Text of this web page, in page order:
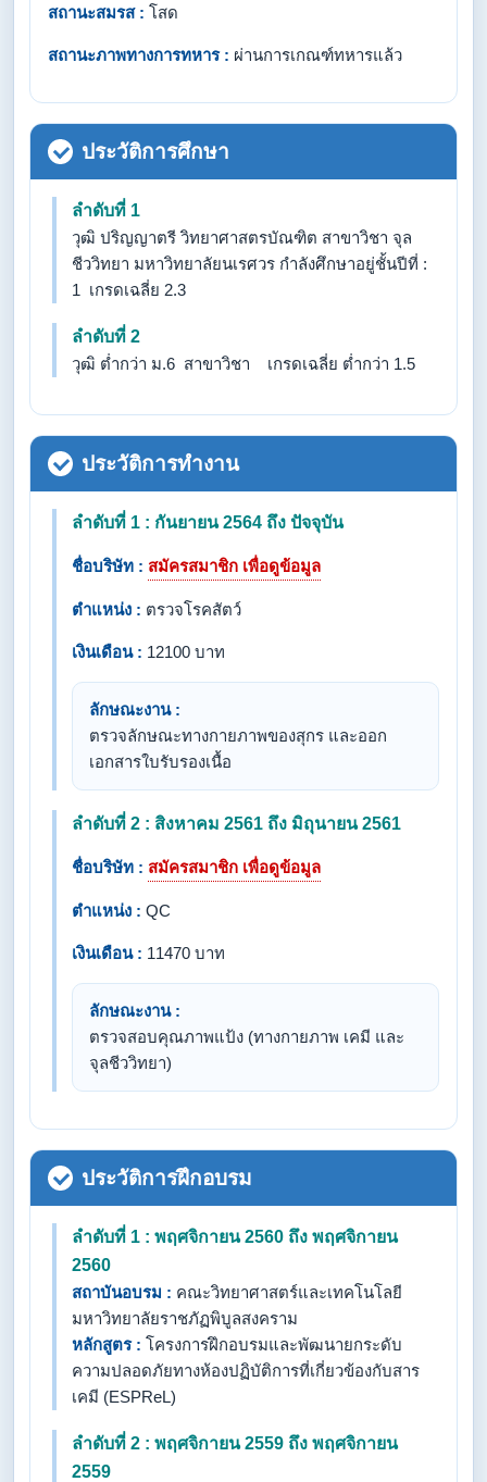
สถานะสมรส : โสด
สถานะภาพทางการทหาร : ผ่านการเกณฑ์ทหารแล้ว
ประวัติการศึกษา
ลำดับที่ 1
วุฒิ ปริญญาตรี วิทยาศาสตรบัณฑิต สาขาวิชา จุล
ชีววิทยา มหาวิทยาลัยนเรศวร กำลังศึกษาอยู่ชั้นปีที่ :
1 เกรดเฉลี่ย 2.3
ลำดับที่ 2
วุฒิ ต่ำกว่า ม.6 สาขาวิชา เกรดเฉลี่ย ต่ำกว่า 1.5
ประวัติการทำงาน
ลำดับที่ 1 : กันยายน 2564 ถึง ปัจจุบัน
ชื่อบริษัท : สมัครสมาชิก เพื่อดูข้อมูล
ตำแหน่ง : ตรวจโรคสัตว์
เงินเดือน : 12100 บาท
ลักษณะงาน :
ตรวจลักษณะทางกายภาพของสุกร และออก
เอกสารใบรับรองเนื้อ
ลำดับที่ 2 : สิงหาคม 2561 ถึง มิถุนายน 2561
ชื่อบริษัท : สมัครสมาชิก เพื่อดูข้อมูล
ตำแหน่ง : QC
เงินเดือน : 11470 บาท
ลักษณะงาน :
ตรวจสอบคุณภาพแป้ง (ทางกายภาพ เคมี และ
จุลชีววิทยา)
ประวัติการฝึกอบรม
ลำดับที่ 1 : พฤศจิกายน 2560 ถึง พฤศจิกายน
2560
สถาบันอบรม : คณะวิทยาศาสตร์และเทคโนโลยี
มหาวิทยาลัยราชภัฏพิบูลสงคราม
หลักสูตร : โครงการฝึกอบรมและพัฒนายกระดับ
ความปลอดภัยทางห้องปฏิบัติการที่เกี่ยวข้องกับสาร
เคมี (ESPReL)
ลำดับที่ 2 : พฤศจิกายน 2559 ถึง พฤศจิกายน
2559